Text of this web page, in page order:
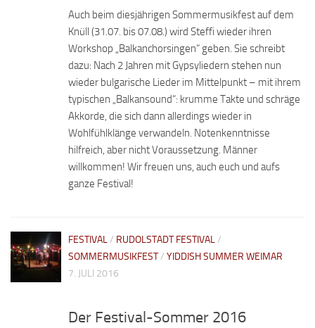
Auch beim diesjährigen Sommermusikfest auf dem
Knüll (31.07. bis 07.08.) wird Steffi wieder ihren
Workshop „Balkanchorsingen“ geben. Sie schreibt
dazu: Nach 2 Jahren mit Gypsyliedern stehen nun
wieder bulgarische Lieder im Mittelpunkt – mit ihrem
typischen „Balkansound“: krumme Takte und schräge
Akkorde, die sich dann allerdings wieder in
Wohlfühlklänge verwandeln. Notenkenntnisse
hilfreich, aber nicht Voraussetzung. Männer
willkommen! Wir freuen uns, auch euch und aufs
ganze Festival!
FESTIVAL/ RUDOLSTADT FESTIVAL/
SOMMERMUSIKFEST/ YIDDISH SUMMER WEIMAR
7. JULI 2016
Der Festival-Sommer 2016